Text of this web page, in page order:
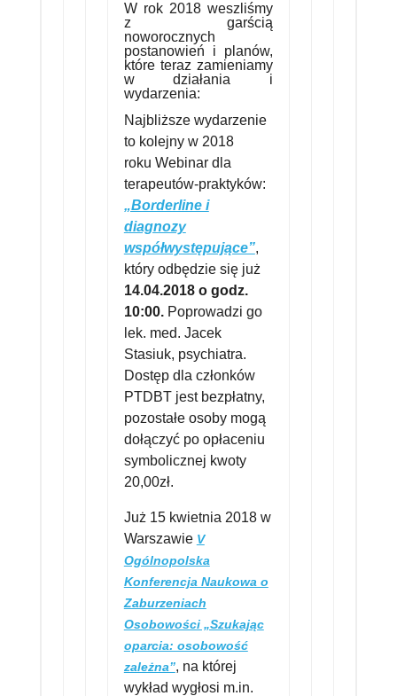
W rok 2018 weszliśmy
z garścią
noworocznych
postanowień i planów,
które teraz zamieniamy
w działania i
wydarzenia:
Najbliższe wydarzenie
to kolejny w 2018
roku Webinar dla
terapeutów-praktyków:
„Borderline i
diagnozy
współwystępujące”,
który odbędzie się już
14.04.2018 o godz.
10:00.Poprowadzi go
lek. med. Jacek
Stasiuk, psychiatra.
Dostęp dla członków
PTDBT jest bezpłatny,
pozostałe osoby mogą
dołączyć po opłaceniu
symbolicznej kwoty
20,00zł.
Już 15 kwietnia 2018 w
Warszawie V
Ogólnopolska
Konferencja Naukowa o
Zaburzeniach
Osobowości „Szukając
oparcia: osobowość
zależna”, na której
wykład wygłosi m.in.